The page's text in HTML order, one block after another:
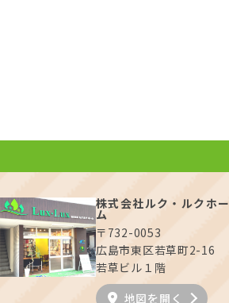
株式会社ルク・ルクホー
ム
〒732-0053
広島市東区若草町2-16
若草ビル１階
地図を開く